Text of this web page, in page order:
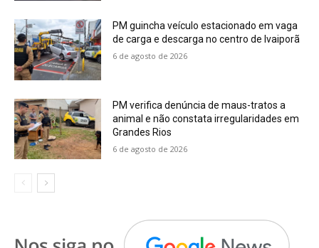
PM guincha veículo estacionado em vaga
de carga e descarga no centro de Ivaiporã
6 de agosto de 2026
PM verifica denúncia de maus-tratos a
animal e não constata irregularidades em
Grandes Rios
6 de agosto de 2026